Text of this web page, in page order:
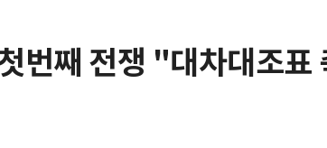
번째 전쟁 "대차대조표